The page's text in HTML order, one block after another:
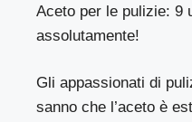
Aceto per le pulizie: 9
assolutamente!
Gli appassionati di
sanno che l’aceto è